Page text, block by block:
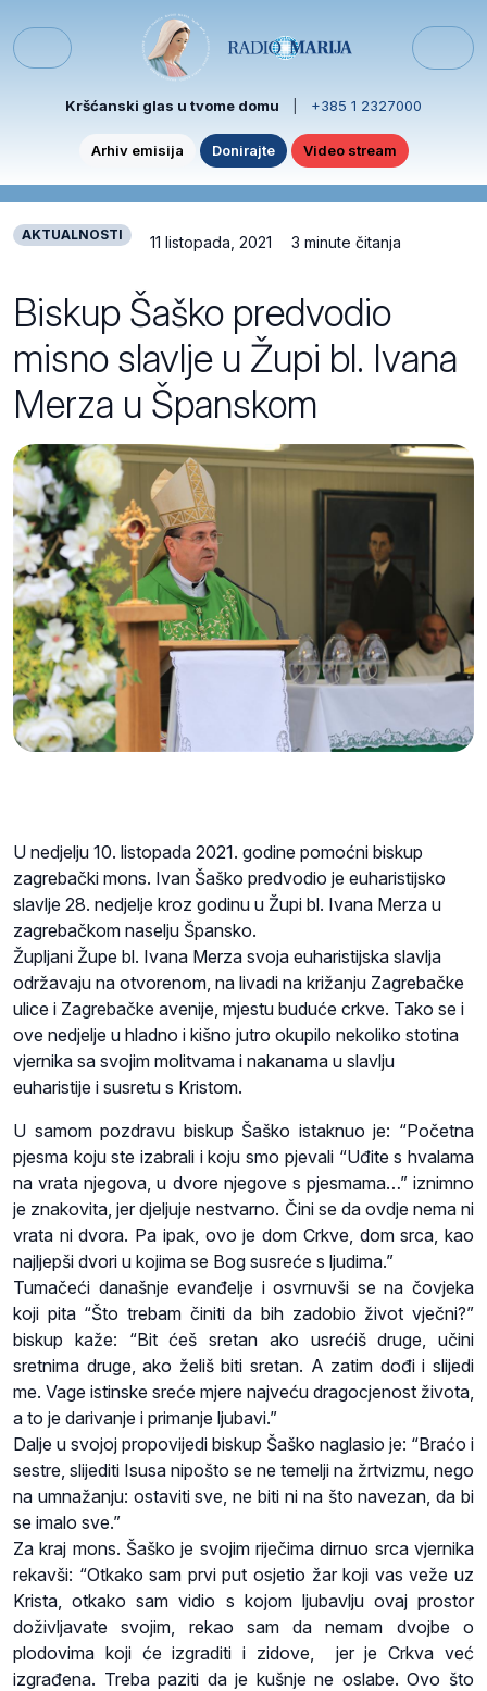
Menu
Kršćanski glas u tvome domu +385 1 2327000
Arhiv emisija Donirajte Video stream
AKTUALNOSTI 11 listopada, 2021 3 minute čitanja
Biskup Šaško predvodio
misno slavlje u Župi bl. Ivana
Merza u Španskom
U nedjelju 10. listopada 2021. godine pomoćni biskup
zagrebački mons. Ivan Šaško predvodio je euharistijsko
slavlje 28. nedjelje kroz godinu u Župi bl. Ivana Merza u
zagrebačkom naselju Špansko.
Župljani Župe bl. Ivana Merza svoja euharistijska slavlja
održavaju na otvorenom, na livadi na križanju Zagrebačke
ulice i Zagrebačke avenije, mjestu buduće crkve. Tako se i
ove nedjelje u hladno i kišno jutro okupilo nekoliko stotina
vjernika sa svojim molitvama i nakanama u slavlju
euharistije i susretu s Kristom.
U samom pozdravu biskup Šaško istaknuo je: “Početna
pjesma koju ste izabrali i koju smo pjevali “Uđite s hvalama
na vrata njegova, u dvore njegove s pjesmama…” iznimno
je znakovita, jer djeljuje nestvarno. Čini se da ovdje nema ni
vrata ni dvora. Pa ipak, ovo je dom Crkve, dom srca, kao
najljepši dvori u kojima se Bog susreće s ljudima.”
Tumačeći današnje evanđelje i osvrnuvši se na čovjeka
koji pita “Što trebam činiti da bih zadobio život vječni?”
biskup kaže: “Bit ćeš sretan ako usrećiš druge, učini
sretnima druge, ako želiš biti sretan. A zatim dođi i slijedi
me. Vage istinske sreće mjere najveću dragocjenost života,
a to je darivanje i primanje ljubavi.”
Dalje u svojoj propovijedi biskup Šaško naglasio je: “Braćo i
sestre, slijediti Isusa nipošto se ne temelji na žrtvizmu, nego
na umnažanju: ostaviti sve, ne biti ni na što navezan, da bi
se imalo sve.”
Za kraj mons. Šaško je svojim riječima dirnuo srca vjernika
rekavši: “Otkako sam prvi put osjetio žar koji vas veže uz
Krista, otkako sam vidio s kojom ljubavlju ovaj prostor
doživljavate svojim, rekao sam da nemam dvojbe o
plodovima koji će izgraditi i zidove, jer je Crkva već
izgrađena. Treba paziti da je kušnje ne oslabe. Ovo što